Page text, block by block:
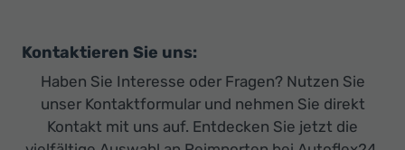
Kontaktieren Sie uns:
Haben Sie Interesse oder Fragen? Nutzen Sie
unser Kontaktformular und nehmen Sie direkt
Kontakt mit uns auf. Entdecken Sie jetzt die